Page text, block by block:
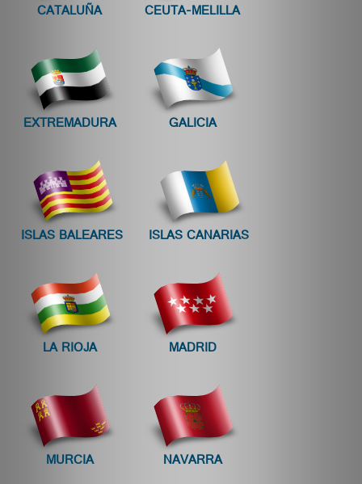
CATALUÑA CEUTA-MELILLA
EXTREMADURA GALICIA
ISLAS BALEARES ISLAS CANARIAS
LA RIOJA MADRID
MURCIA NAVARRA